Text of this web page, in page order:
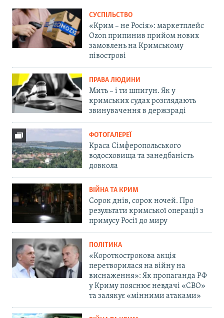
СУСПІЛЬСТВО
«Крим – не Росія»: маркетплейс
Ozon припинив прийом нових
замовлень на Кримському
півострові
ПРАВА ЛЮДИНИ
Мить – і ти шпигун. Як у
кримських судах розглядають
звинувачення в держзраді
ФОТОГАЛЕРЕЇ
Краса Сімферопольського
водосховища та занедбаність
довкола
ВІЙНА ТА КРИМ
Сорок днів, сорок ночей. Про
результати кримської операції з
примусу Росії до миру
ПОЛІТИКА
«Короткострокова акція
перетворилася на війну на
виснаження»: Як пропаганда РФ
у Криму пояснює невдачі «СВО»
та залякує «мінними атаками»